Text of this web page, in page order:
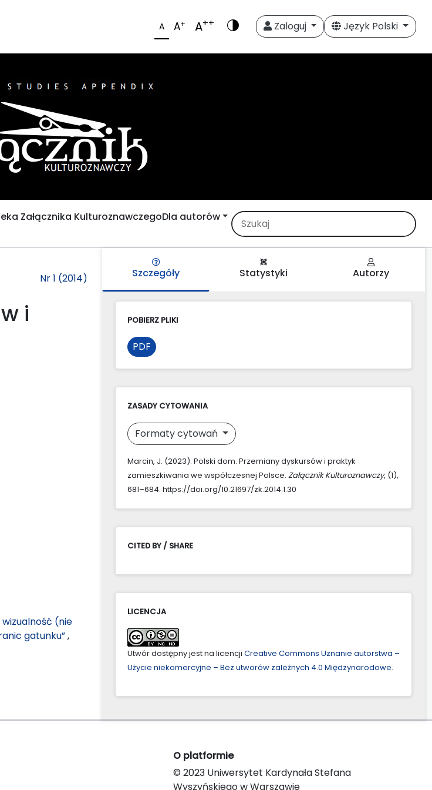
A A+ A++ Zaloguj Język Polski
Załącznika KulturoznawczegoDla autorów
Nr 1 (2014)
i
(nie
gatunku”,
Szczegóły Statystyki Autorzy
POBIERZ PLIKI
PDF
ZASADY CYTOWANIA
Formaty cytowań
Marcin, J. (2023). Polski dom. Przemiany dyskursów i praktyk
zamieszkiwania we współczesnej Polsce. Załącznik Kulturoznawczy, (1),
681–684. https://doi.org/10.21697/zk.2014.1.30
CITED BY / SHARE
LICENCJA
Utwór dostępny jest na licencji Creative Commons Uznanie autorstwa –
Użycie niekomercyjne – Bez utworów zależnych 4.0 Międzynarodowe.
O platformie
© 2023 Uniwersytet Kardynała Stefana
Wyszyńskiego w Warszawie